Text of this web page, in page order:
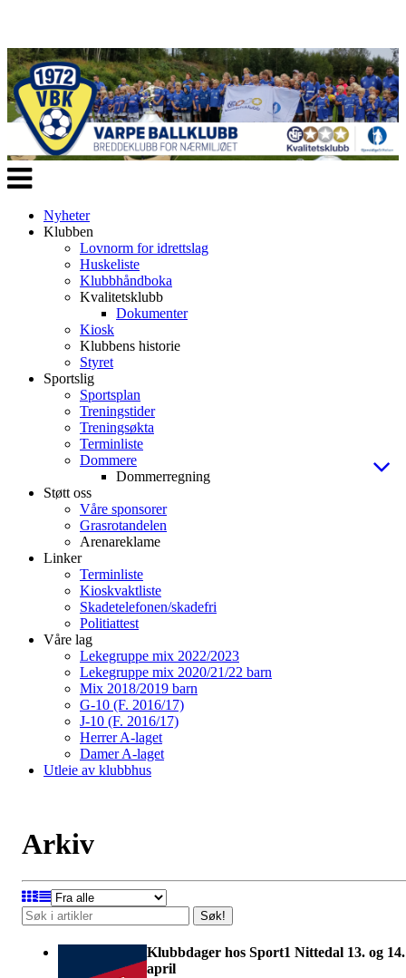
Veksle
navigasjon
Nyheter
Klubben
Lovnorm for idrettslag
Huskeliste
Klubbhåndboka
Kvalitetsklubb
Dokumenter
Kiosk
Klubbens historie
Styret
Sportslig
Sportsplan
Treningstider
Treningsøkta
Terminliste
Dommere
Dommerregning
Støtt oss
Våre sponsorer
Grasrotandelen
Arenareklame
Linker
Terminliste
Kioskvaktliste
Skadetelefonen/skadefri
Politiattest
Våre lag
Lekegruppe mix 2022/2023
Lekegruppe mix 2020/21/22 barn
Mix 2018/2019 barn
G-10 (F. 2016/17)
J-10 (F. 2016/17)
Herrer A-laget
Damer A-laget
Utleie av klubbhus
Arkiv
Søk!
Klubbdager hos Sport1 Nittedal 13. og 14.
april